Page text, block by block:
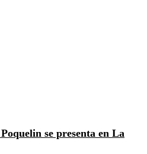
se presenta en La